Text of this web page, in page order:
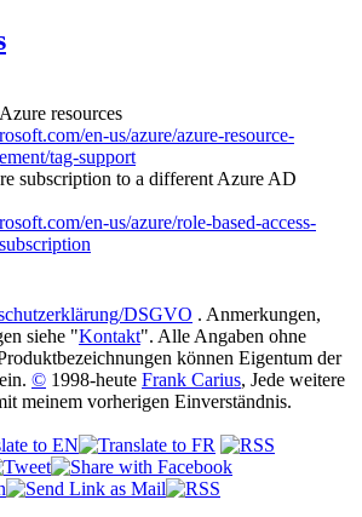
resources
en-us/azure/azure-resource-
tag-support
subscription to a different Azure AD
en-us/azure/role-based-access-
DSGVO . Anmerkungen,
siehe "Kontakt". Alle Angaben ohne
können Eigentum der
© 1998-heute Frank Carius, Jede weitere
meinem vorherigen Einverständnis.